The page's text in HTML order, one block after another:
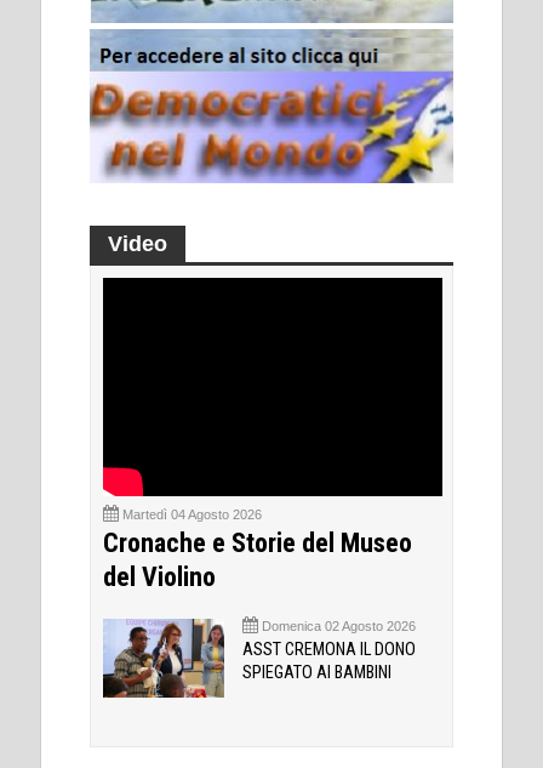
Video
Martedì 04 Agosto 2026
Cronache e Storie del Museo
del Violino
Domenica 02 Agosto 2026
ASST CREMONA IL DONO
SPIEGATO AI BAMBINI